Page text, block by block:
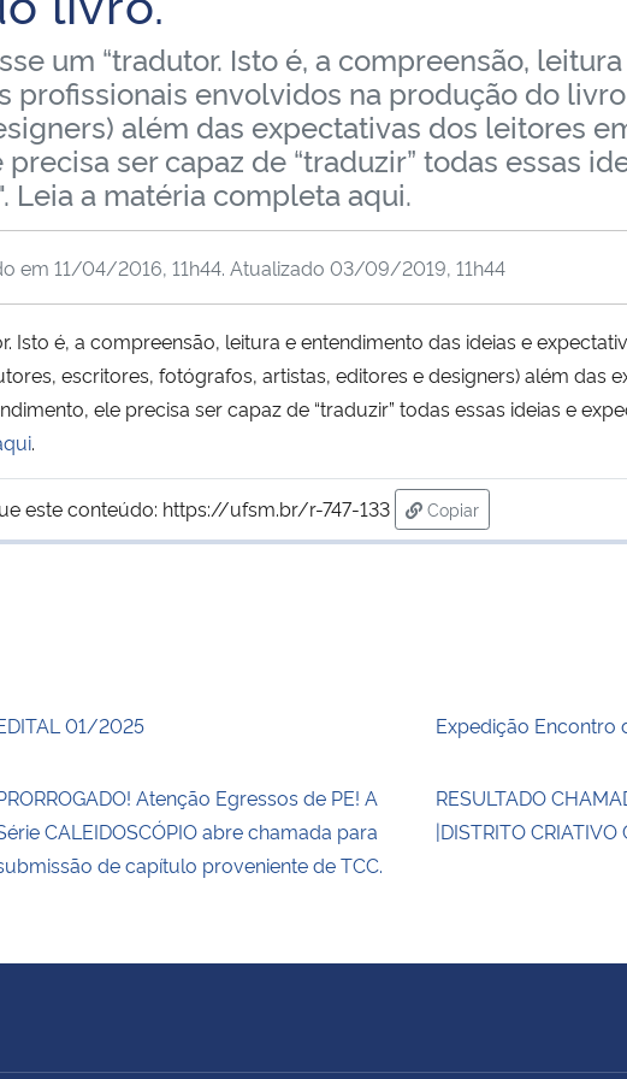
um “tradutor. Isto é, a compreensão,
profissionais envolvidos na produção do
além das expectativas dos leitores
ser capaz de “traduzir” todas essas
a matéria completa aqui.
em 11/04/2016, 11h44. Atualizado 03/09/2019, 11h44
Isto é, a compreensão, leitura e entendimento das ideias e
escritores, fotógrafos, artistas, editores e designers) além das
ele precisa ser capaz de “traduzir” todas essas ideias e
.
este conteúdo: https://ufsm.br/r-747-133
Copiar
para área de
01/2025 Expedição Encontro
Atenção Egressos de PE! A
CALEIDOSCÓPIO abre chamada para
de capítulo proveniente de TCC.
RESULTADO
|DISTRITO